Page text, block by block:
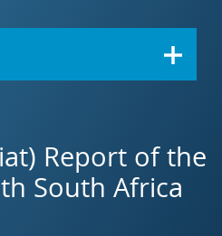
Report of the
South Africa